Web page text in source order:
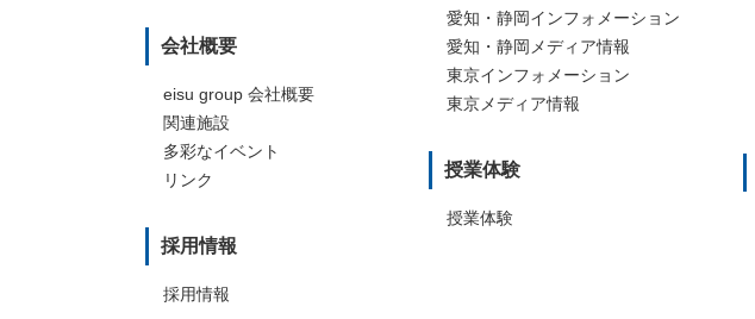
鵜方駅前校
上野駅前校
名張駅前校
会社概要
eisu group 会社概要
関連施設
多彩なイベント
リンク
採用情報
採用情報
愛知・静岡インフォメーション
愛知・静岡メディア情報
東京インフォメーション
東京メディア情報
授業体験
授業体験